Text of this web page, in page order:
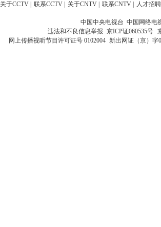
关于CCTV 联系CCTV 关于CNTV 联系CNTV 人才招聘
中国中央电视台 中国网络电
违法和不良信息举报 京ICP证060535号
网上传播视听节目许可证号 0102004 新出网证（京）